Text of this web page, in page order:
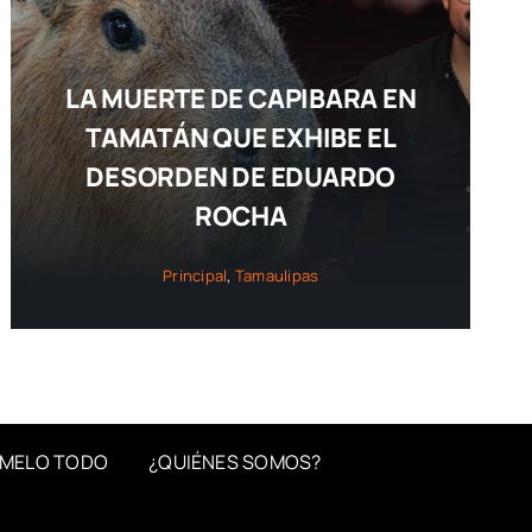
LA MUERTE DE CAPIBARA EN
TAMATÁN QUE EXHIBE EL
DESORDEN DE EDUARDO
ROCHA
Principal, Tamaulipas
TODO ¿QUIÉNES SOMOS?